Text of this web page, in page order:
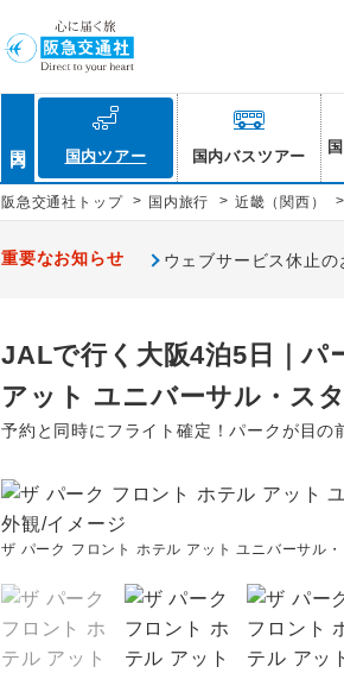
国内ツアー 国内バスツアー
阪急交通社トップ > 国内旅行 > 近畿（関西） >
重要なお知らせ ウェブサービス休止
JALで行く大阪4泊5日｜
アット ユニバーサル・ス
予約と同時にフライト確定！パークが目
ザ パーク フロント ホテル アット ユニバーサル